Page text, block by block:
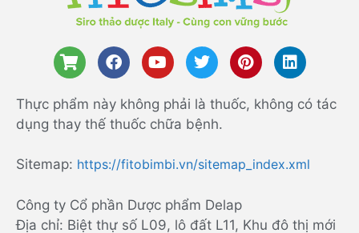
Thực phẩm này không phải là thuốc, không có tác
dụng thay thế thuốc chữa bệnh.
Sitemap: https://fitobimbi.vn/sitemap_index.xml
Công ty Cổ phần Dược phẩm Delap
Địa chỉ: Biệt thự số L09, lô đất L11, Khu đô thị mới